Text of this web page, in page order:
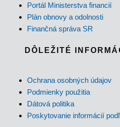
Portál Ministerstva financií
Plán obnovy a odolnosti
Finančná správa SR
DÔLEŽITÉ
Ochrana osobných údajov
Podmienky použitia
Dátová politika
Poskytovanie informácií